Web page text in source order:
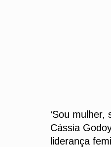
‘Sou mulher,
Cássia
liderança